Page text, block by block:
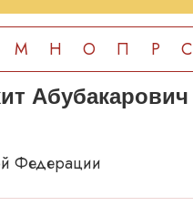
М Н О П Р С
Абубакарович
Федерации